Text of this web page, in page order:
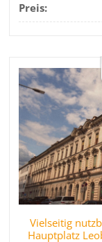
Preis:
Vielseitig
Hauptplatz